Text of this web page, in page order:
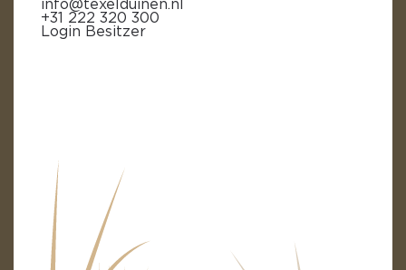
info@texelduinen.nl
+31 222 320 300
Login Besitzer